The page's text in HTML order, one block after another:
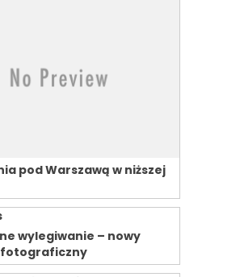
pod Warszawą w niższej
wylegiwanie – nowy